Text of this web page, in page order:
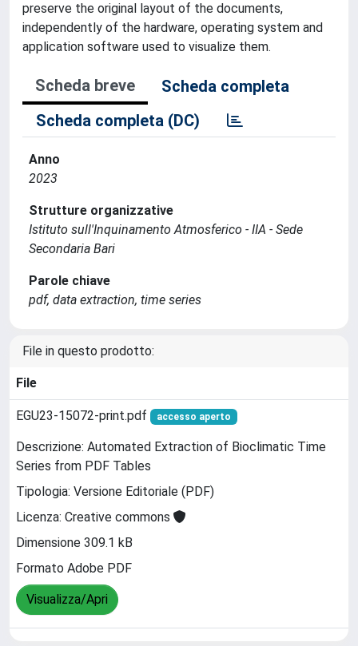
preserve the original layout of the documents,
independently of the hardware, operating system and
application software used to visualize them.
Scheda breve
Scheda completa
Scheda completa (DC)
Anno
2023
Strutture organizzative
Istituto sull'Inquinamento Atmosferico - IIA - Sede
Secondaria Bari
Parole chiave
pdf, data extraction, time series
File in questo prodotto:
File
EGU23-15072-print.pdf accesso aperto
Descrizione: Automated Extraction of Bioclimatic Time
Series from PDF Tables
Tipologia: Versione Editoriale (PDF)
Licenza: Creative commons
Dimensione 309.1 kB
Formato Adobe PDF
Visualizza/Apri